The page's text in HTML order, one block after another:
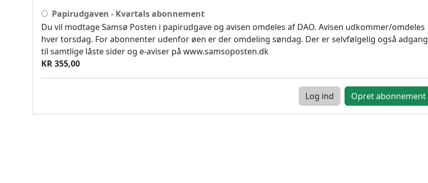
Papirudgaven - Kvartals abonnement
Du vil modtage Samsø Posten i papirudgave og avisen omdeles af DAO. Avisen udkommer/omdeles
hver torsdag. For abonnenter udenfor øen er der omdeling søndag. Der er selvfølgelig også adgang
til samtlige låste sider og e-aviser på www.samsoposten.dk
KR 355,00
Log ind